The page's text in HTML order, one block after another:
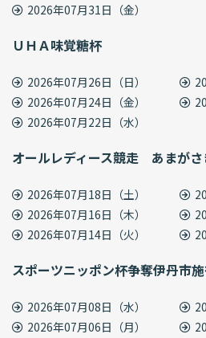
2026年07月31日（金）
ＵＨＡ味覚糖杯
2026年07月26日（日）
2026年07月24日（金）
2026年07月22日（水）
オールレディース競走 あまが
2026年07月18日（土）
2026年07月16日（木）
2026年07月14日（火）
スポーツニッポン杯争奪伊丹市
2026年07月08日（水）
2026年07月06日（月）